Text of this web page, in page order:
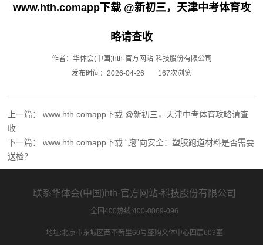
www.hth.comapp下载 @新初三，天津中考体育攻
略请查收
作者：华体会(中国)hth·官方网站-科技股份有限公司
发布时间：2026-04-26
167次浏览
上一篇：www.hth.comapp下载 @新初三，天津中考体育攻略请查
收
下一篇：www.hth.comapp下载 “跑”向安全：塑胶跑道材料是否需要
送检？
联系华体会(中国)hth·官方网站-科技股份有限公司
全国400热线:400-0069-096
地址:北京市东城区西革新里60号盛购文体中心四层603室